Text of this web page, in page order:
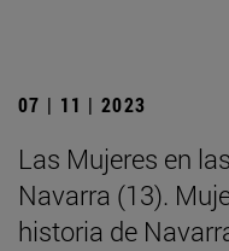
07 | 11 | 2023
Las Mujeres en
Navarra (13).
historia de